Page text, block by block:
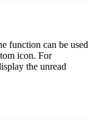
function can be used
icon. For
the unread